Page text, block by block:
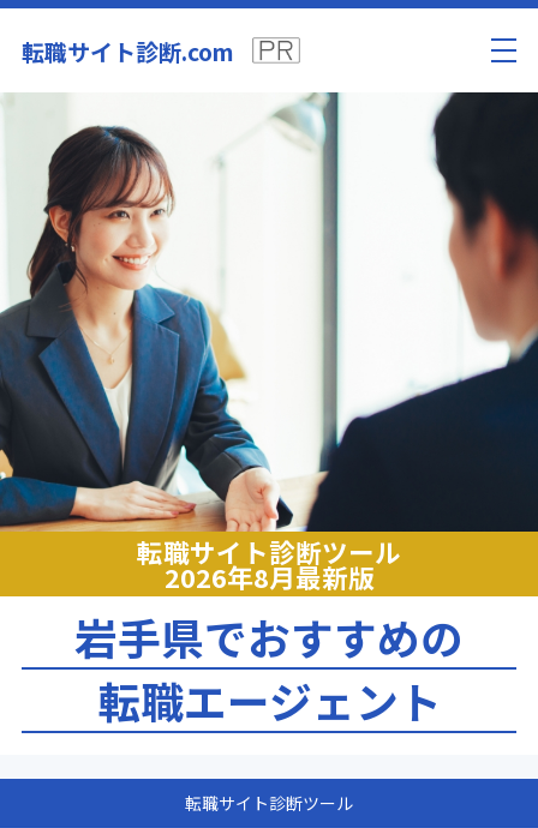
転職サイト診断.com
転職サイト診断ツール
2026年8月最新版
岩手県でおすすめの
転職エージェント
転職サイト診断ツール